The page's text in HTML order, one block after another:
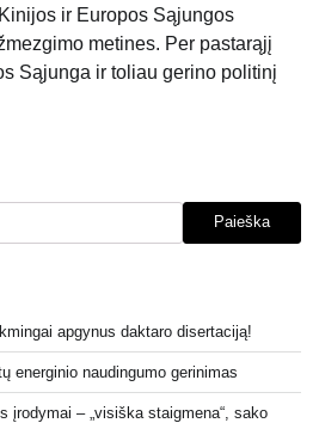
ir Europos Sąjungos
metines. Per pastarąjį
Sąjunga ir toliau gerino politinį
Paieška
apgynus daktaro disertaciją!
energinio naudingumo gerinimas
įrodymai – „visiška staigmena“, sako